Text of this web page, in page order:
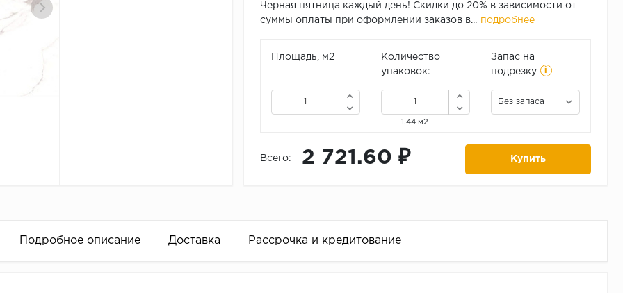
Черная пятница каждый день! Скидки до 20% в зависимости от
суммы оплаты при оформлении заказов в... подробнее
Площадь, м2
Количество
упаковок:
1.44 м2
Запас на
подрезку
i
Без запаса
Всего: 2 721.60 ₽ Купить
Подробное описание Доставка Рассрочка и кредитование